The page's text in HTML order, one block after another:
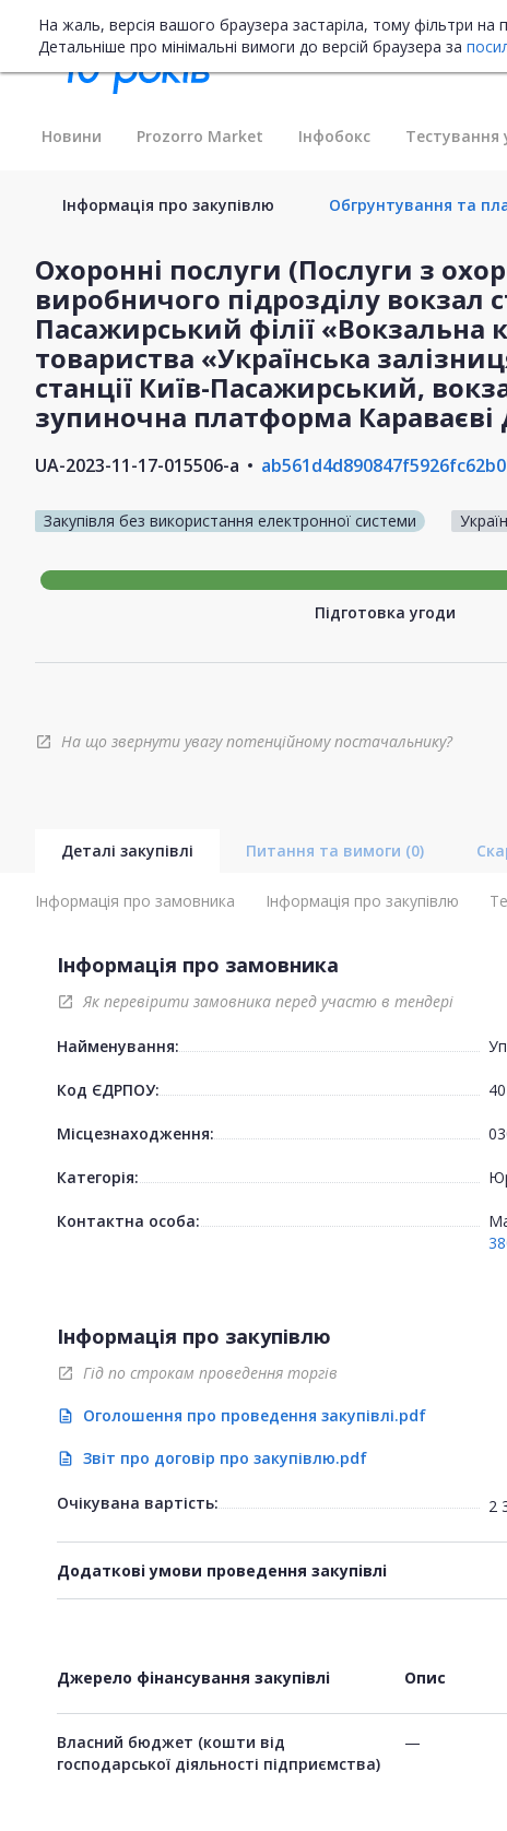
На жаль, версія вашого браузера застаріла, тому фільтри
Детальніше про мінімальні вимоги до версій браузера за
Новини Prozorro Market Інфобокс Тестування
Інформація про закупівлю Обгрунтування та
Охоронні послуги (Послуги з
виробничого підрозділу вокзал
Пасажирський філії «Вокзальна
товариства «Українська
станції Київ-Пасажирський,
зупиночна платформа Караваєві
UA-2023-11-17-015506-a
Закупівля без використання електронної системи
Підготовка угоди
open_in_new На що звернути увагу потенційному постачальнику?
Деталі закупівлі Питання та вимоги (0)
Інформація про замовника Інформація про закупівлю
Інформація про замовника
open_in_new Як перевірити замовника перед участю в тендері
Найменування:
Код ЄДРПОУ:
Місцезнаходження:
Категорія:
Контактна особа:
Інформація про закупівлю
open_in_new Гід по строкам проведення торгів
description Оголошення про проведення закупівлі.pdf
description Звіт про договір про закупівлю.pdf
Очікувана вартість: 2
Додаткові умови проведення закупівлі
Джерело фінансування закупівлі Опис
Власний бюджет (кошти від
господарської діяльності підприємства)
—